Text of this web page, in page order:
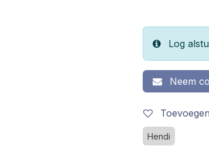
Log
Neem
Hendi